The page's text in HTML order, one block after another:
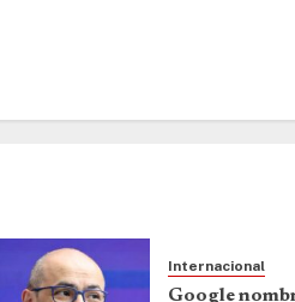
Internacional
Google